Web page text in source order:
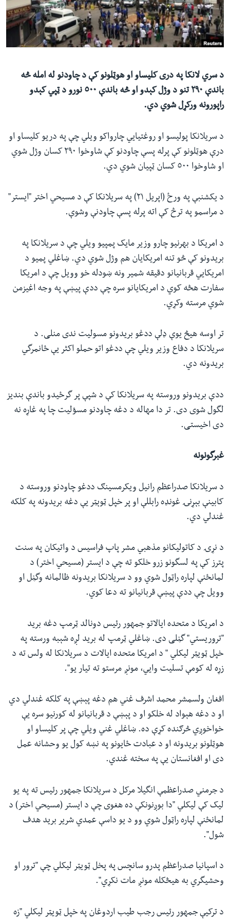
شئ
لټون
ځای
شئ
له مونږ سره په تماس کې پاتې شئ
ژبې
د سري لانکا په دری کلیساو او هوټلونو کې د چاودنو له امله څه
باندې ۲٩۰ تنو د وژل کېدو او څه باندې ٥۰۰ نورو د ټپي کېدو
راپورونه ورکړل شوي دي.
د سریلانکا پولیسو او روغتیایي چارواکو ویلي چې په دریو کلیساو او
درې هوټلونو کې پرله پسې چاودنو کې شاوخوا ٢٩٠ کسان وژل شوي
او شاوخوا ٥٠٠ کسان ټپیان شوي دي.
د یکشنبې په ورځ (اپریل ٢١) په سریلانکا کې د مسیحي اختر "ایستر"
د مراسمو په ترڅ کې اته پرله پسې چاودنې وشوې.
د امریکا د بهرنیو چارو وزیر مایک پمپیو ویلي چې د سریلانکا په
بریدونو کې څو تنه امریکایان هم وژل شوي دي. ښاغلي پمیو د
امریکایي قربانیانو دقیقه شمیر ونه ښودله خو وویل چې د امریکا
سفارت هڅه کوي د امریکایانو سره چې ددې پیښې په وجه اغیزمن
شوي مرسته وکړي.
تر اوسه هیڅ یوې ډلې ددغو بریدونو مسولیت ندی منلی. د
سریلانکا د دفاع وزیر ویلي چې ددغو اتو حملو اکثر یې ځانمرگي
بریدونه دي.
ددې بریدونو وروسته په سریلانکا کې د شپې پر گرځیدو باندې بندیز
لگول شوی دی. تر دا مهاله د دغه چاودنو مسؤلیت چا په غاړه نه
دی اخیستی.
غبرگونونه
د سريلانکا صدراعظم رانیل ویکرمسینګ ددغو چاودنو وروسته د
کابینې بېړنۍ غونډه رابللې او پر خپل ټوېټر یې دغه بریدونه په کلکه
غندلي دي.
د نړۍ د کاتولیکانو مذهبي مشر پاپ فراسیس د واتیکان په سنت
پترز کې په لسگونو زرو خلکو ته چې د ایستر (مسیحي اختر) د
لمانځنې لپاره راټول شوي وو د سریلانکا بریدونه ظالمانه وگڼل او
وویل چې ددې پیښې قربانیانو ته دعا کوي.
د امریکا د متحده ایالاتو جمهور رئیس دونالد ټرمپ دغه برید
"تروریستي" گڼلی دی. ښاغلي ټرمپ له برید لږه شېبه ورسته په
خپل ټویټر لیکلي " د امریکا متحده ایالات د سریلانکا له ولس ته د
زړه له کومې تسلیت وایي، مونږ مرستو ته تیار یو".
افغان ولسمشر محمد اشرف غني هم دغه پېښې په کلکه غندلي دي
او د دغه هېواد له خلکو او د پېښې د قربانیانو له کورنیو سره یې
خواخوږي څرګنده کړې ده. ښاغلي غني ویلي چې پر کلیساو او
هوټلونو بریدونه او د عبادت ځایونو په نښه کول یو وحشانه عمل
دی او افغانستان یې په سخته غندي.
د جرمني صدراعظمې انگیلا مرکل د سریلانکا جمهور رئیس ته په یو
لیک کې لیکلي "دا بوږنونکې ده هغوی چې د ایستر (مسیحي اختر) د
لمانځنې لپاره راټول شوي وو د یو داسې عمدي شریر برید هدف
شول".
د اسپانیا صدراعظم پدرو سانچس په پخل ټویټر لیکلي چې "ترور او
وحشیگري به هیڅکله مونږ مات نکړي".
د ترکیې جمهور رئیس رجب طیب اردوغان په خپل ټویټر لیکلي "زه